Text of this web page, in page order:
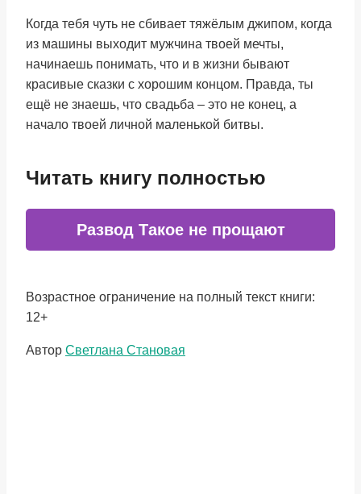
Когда тебя чуть не сбивает тяжёлым джипом, когда
из машины выходит мужчина твоей мечты,
начинаешь понимать, что и в жизни бывают
красивые сказки с хорошим концом. Правда, ты
ещё не знаешь, что свадьба – это не конец, а
начало твоей личной маленькой битвы.
Читать книгу полностью
Развод Такое не прощают
Возрастное ограничение на полный текст книги:
12+
Метки
Автор Светлана Становая